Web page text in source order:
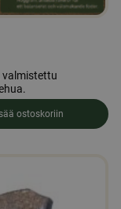
valmistettu
kg
ostoskoriin